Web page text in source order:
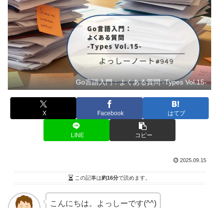
Go言語入門：よくある質問 -Types Vol.15-
X Facebook はてブ
LINE コピー
2025.09.15
この記事は約16分で読めます。
こんにちは。よっしーです(^^)